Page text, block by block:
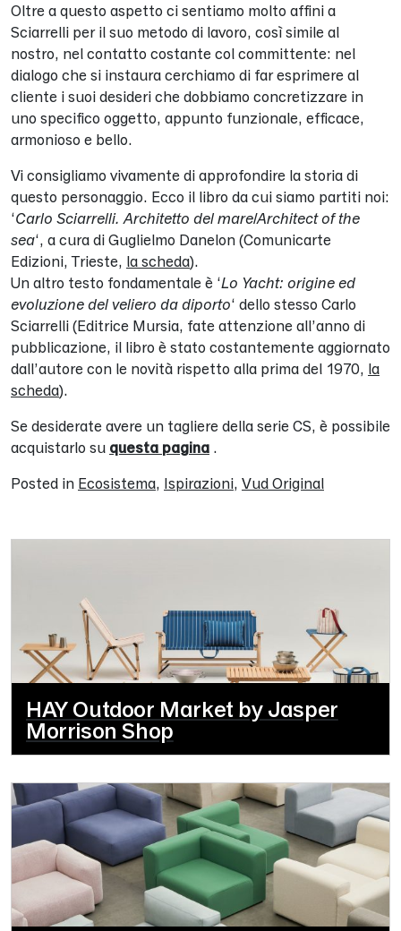
Oltre a questo aspetto ci sentiamo molto affini a
Sciarrelli per il suo metodo di lavoro, così simile al
nostro, nel contatto costante col committente: nel
dialogo che si instaura cerchiamo di far esprimere al
cliente i suoi desideri che dobbiamo concretizzare in
uno specifico oggetto, appunto funzionale, efficace,
armonioso e bello.
Vi consigliamo vivamente di approfondire la storia di
questo personaggio. Ecco il libro da cui siamo partiti noi:
‘Carlo Sciarrelli. Architetto del mare/Architect of the
sea‘, a cura di Guglielmo Danelon (Comunicarte
Edizioni, Trieste, la scheda).
Un altro testo fondamentale è ‘Lo Yacht: origine ed
evoluzione del veliero da diporto‘ dello stesso Carlo
Sciarrelli (Editrice Mursia, fate attenzione all’anno di
pubblicazione, il libro è stato costantemente aggiornato
dall’autore con le novità rispetto alla prima del 1970, la
scheda).
Se desiderate avere un tagliere della serie CS, è possibile
acquistarlo su questa pagina .
Posted in Ecosistema, Ispirazioni, Vud Original
HAY Outdoor Market by Jasper
Morrison Shop